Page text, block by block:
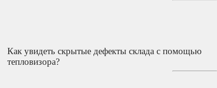
Как увидеть скрытые дефекты склада с помощью
тепловизора?